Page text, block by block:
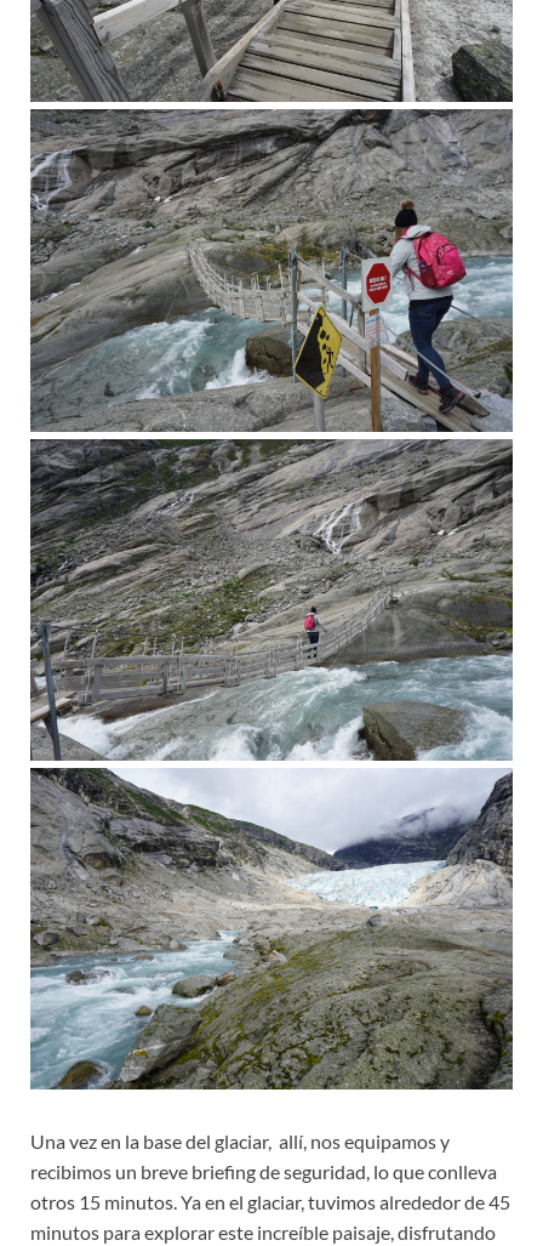
Una vez en la base del glaciar, allí, nos equipamos y
recibimos un breve briefing de seguridad, lo que conlleva
otros 15 minutos. Ya en el glaciar, tuvimos alrededor de 45
minutos para explorar este increíble paisaje, disfrutando